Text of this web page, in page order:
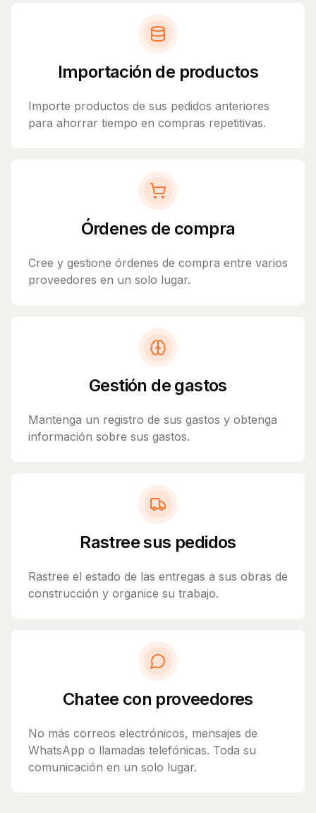
Importación de productos
Importe productos de sus pedidos anteriores
para ahorrar tiempo en compras repetitivas.
Órdenes de compra
Cree y gestione órdenes de compra entre varios
proveedores en un solo lugar.
Gestión de gastos
Mantenga un registro de sus gastos y obtenga
información sobre sus gastos.
Rastree sus pedidos
Rastree el estado de las entregas a sus obras de
construcción y organice su trabajo.
Chatee con proveedores
No más correos electrónicos, mensajes de
WhatsApp o llamadas telefónicas. Toda su
comunicación en un solo lugar.